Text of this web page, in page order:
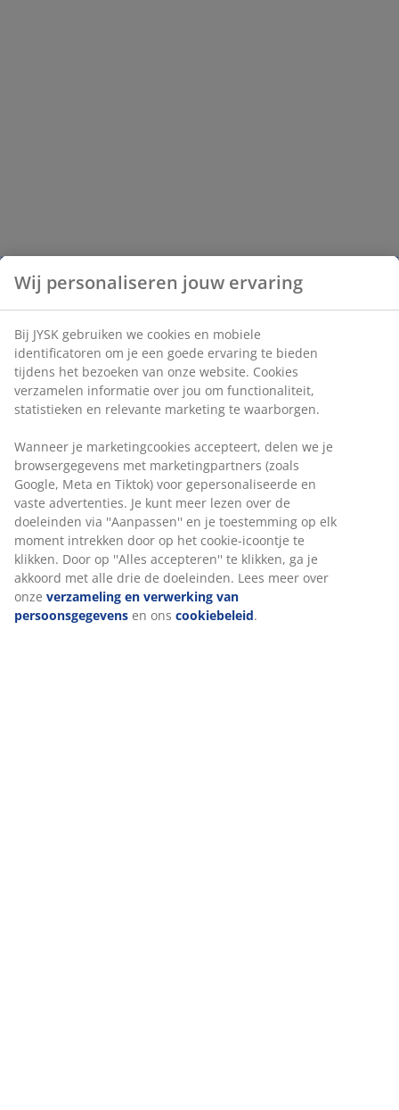
Wij personaliseren jouw ervaring
Bij JYSK gebruiken we cookies en mobiele
identificatoren om je een goede ervaring te bieden
tijdens het bezoeken van onze website. Cookies
verzamelen informatie over jou om functionaliteit,
statistieken en relevante marketing te waarborgen.
Wanneer je marketingcookies accepteert, delen we je
browsergegevens met marketingpartners (zoals
Google, Meta en Tiktok) voor gepersonaliseerde en
vaste advertenties. Je kunt meer lezen over de
doeleinden via ''Aanpassen'' en je toestemming op elk
moment intrekken door op het cookie-icoontje te
klikken. Door op ''Alles accepteren'' te klikken, ga je
akkoord met alle drie de doeleinden. Lees meer over
onze verzameling en verwerking van
persoonsgegevens en ons cookiebeleid.